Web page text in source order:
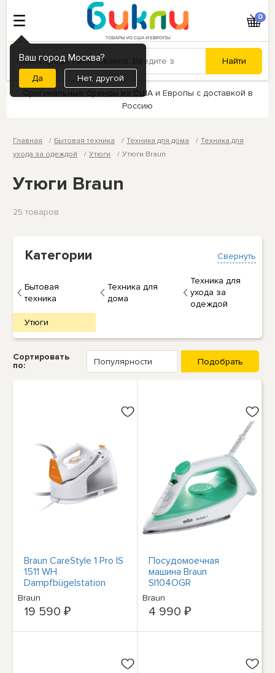
Ваш город Москва?
Нет, другой
0
Оригинальные бренды из США и Европы с доставкой в
Россию
Главная Бытовая техника Техника для дома
Техника для
ухода за одеждой
Утюги Утюги Braun
Утюги Braun
25 товаров
Свернуть
Категории
Бытовая
техника
Техника для
дома
Техника для
ухода за
одеждой
Утюги
Сортировать
по:
Braun CareStyle 1 Pro IS
1511 WH
Dampfbügelstation
Dampfbügeleisen
Дампфбюгелейзен
Braun
19 590 ₽
Посудомоечная
машина Braun
SI104OGR
Dampfbügeleisen Grün,
мощность 2000 Вт
Braun
4 990 ₽